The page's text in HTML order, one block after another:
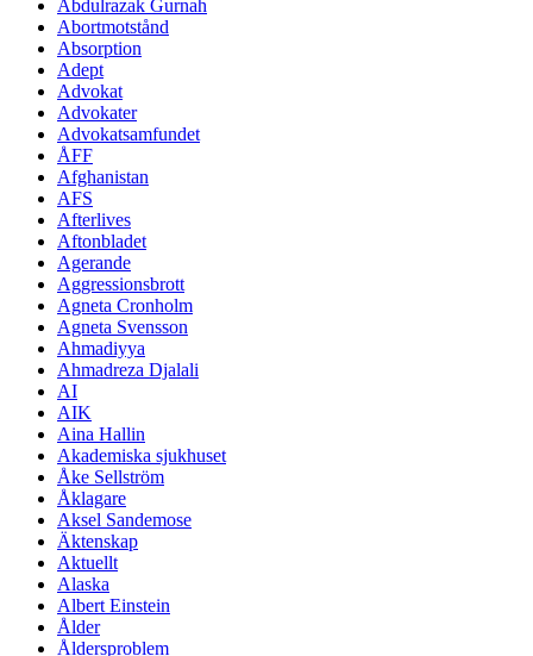
Abdulrazak Gurnah
Abortmotstånd
Absorption
Adept
Advokat
Advokater
Advokatsamfundet
ÅFF
Afghanistan
AFS
Afterlives
Aftonbladet
Agerande
Aggressionsbrott
Agneta Cronholm
Agneta Svensson
Ahmadiyya
Ahmadreza Djalali
AI
AIK
Aina Hallin
Akademiska sjukhuset
Åke Sellström
Åklagare
Aksel Sandemose
Äktenskap
Aktuellt
Alaska
Albert Einstein
Ålder
Åldersproblem